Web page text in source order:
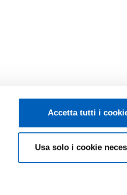
Accetta tutti i
Usa solo i cookie